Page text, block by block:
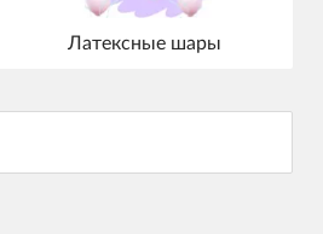
Латексные шары